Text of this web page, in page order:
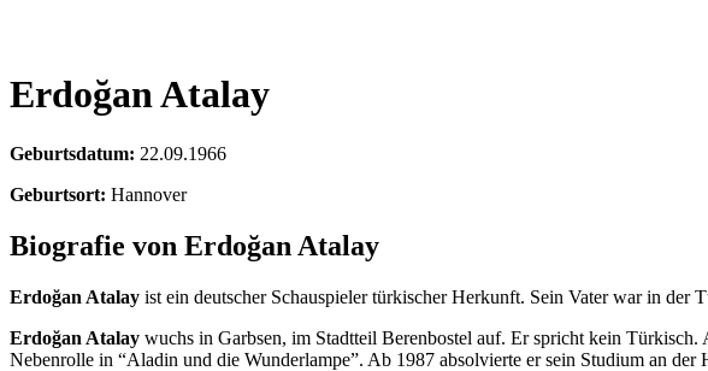
Erdoğan Atalay
Geburtsdatum: 22.09.1966
Geburtsort: Hannover
Biografie von Erdoğan Atalay
Erdoğan Atalay ist ein deutscher Schauspieler türkischer Herkunft. Sein Vater war in der
Erdoğan Atalay wuchs in Garbsen, im Stadtteil Berenbostel auf. Er spricht kein
Nebenrolle in “Aladin und die Wunderlampe”. Ab 1987 absolvierte er sein Studium an